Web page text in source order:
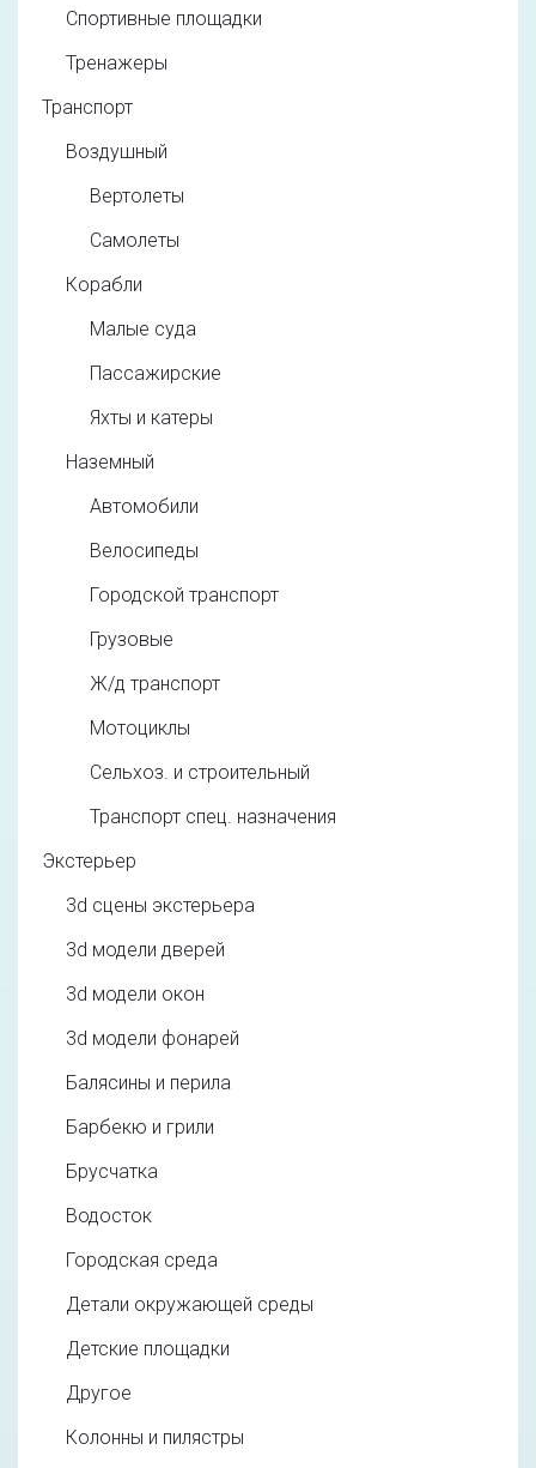
Спортивные площадки
Тренажеры
Транспорт
Воздушный
Вертолеты
Самолеты
Корабли
Малые суда
Пассажирские
Яхты и катеры
Наземный
Автомобили
Велосипеды
Городской транспорт
Грузовые
Ж/д транспорт
Мотоциклы
Сельхоз. и строительный
Транспорт спец. назначения
Экстерьер
3d cцены экстерьера
3d модели дверей
3d модели окон
3d модели фонарей
Балясины и перила
Барбекю и грили
Брусчатка
Водосток
Городская среда
Детали окружающей среды
Детские площадки
Другое
Колонны и пилястры